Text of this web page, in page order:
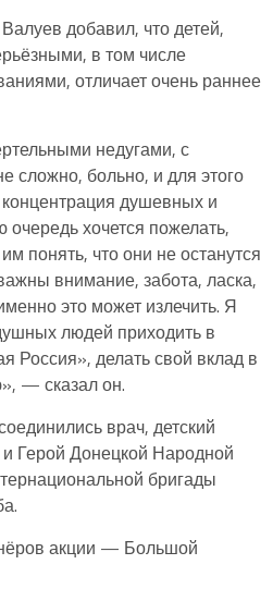
добавил, что детей,
в том числе
отличает очень раннее
недугами, с
сложно, больно, и для этого
душевных и
хочется пожелать,
понять, что они не останутся
внимание, забота, ласка,
это может излечить. Я
людей приходить в
Россия», делать свой вклад в
— сказал он.
врач, детский
Герой Донецкой Народной
бригады
акции — Большой